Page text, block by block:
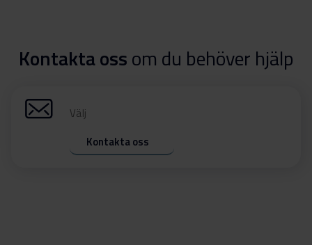
Kontakta ossom du behöver hjälp
Välj
Kontakta oss